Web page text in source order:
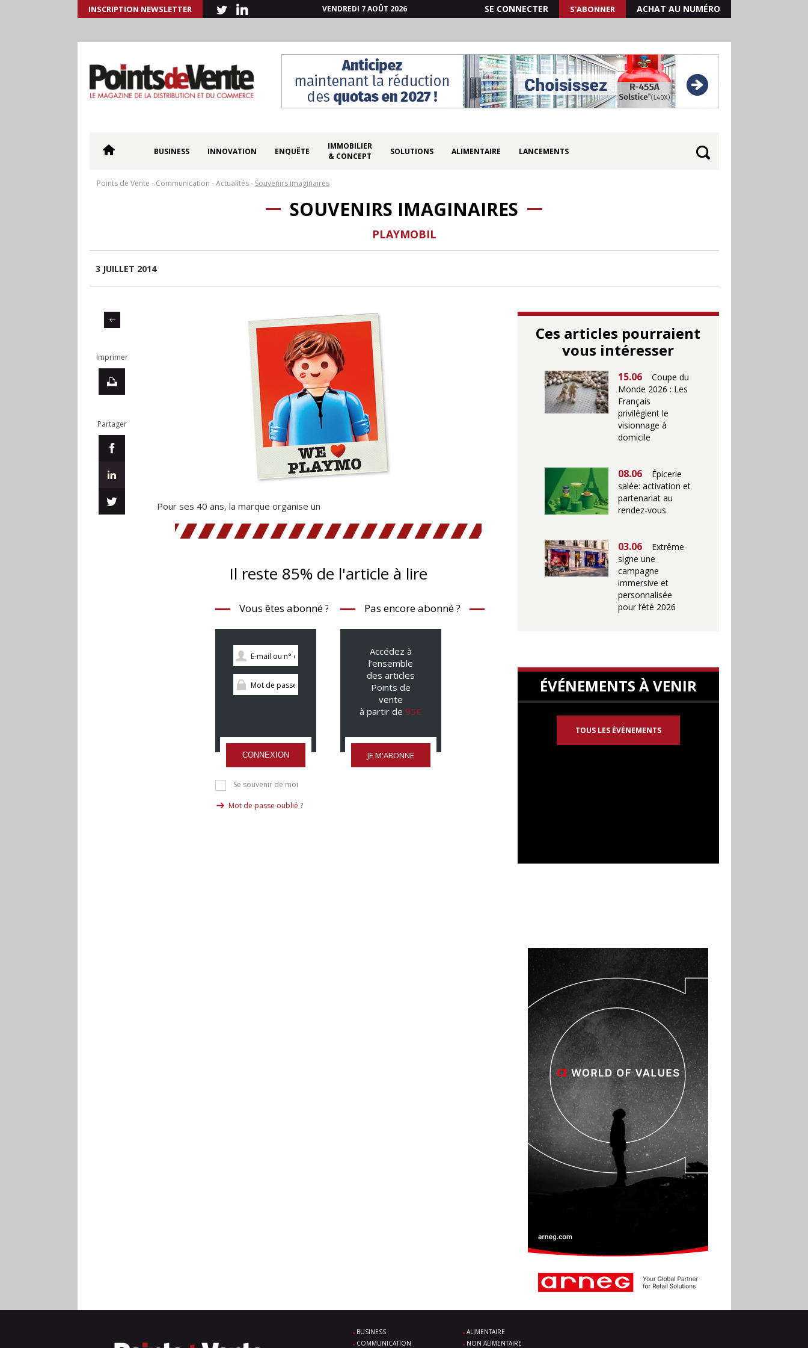
INSCRIPTION NEWSLETTER VENDREDI 7 AOÛT 2026 SE CONNECTER S'ABONNER ACHAT AU NUMÉRO
BUSINESS INNOVATION ENQUÊTE
IMMOBILIER
& CONCEPT
SOLUTIONS ALIMENTAIRE LANCEMENTS
Points de Vente - Communication -Actualités- Souvenirs imaginaires
SOUVENIRS IMAGINAIRES
PLAYMOBIL
3 JUILLET 2014
Imprimer
Partager
Pour ses 40 ans, la marque organise un
Il reste 85% de l'article à lire
Vous êtes abonné ?
CONNEXION
Se souvenir de moi
Mot de passe oublié ?
Pas encore abonné ?
Accédez à
l’ensemble
des articles
Points de
vente
à partir de 95€
JE M'ABONNE
Ces articles pourraient
vous intéresser
15.06
Coupe du
Monde 2026 : Les
Français
privilégient le
visionnage à
domicile
08.06
Épicerie
salée: activation et
partenariat au
rendez-vous
03.06
Extrême
signe une
campagne
immersive et
personnalisée
pour l’été 2026
ÉVÉNEMENTS À VENIR
TOUS LES ÉVÉNEMENTS
BUSINESS
COMMUNICATION
ALIMENTAIRE
NON ALIMENTAIRE